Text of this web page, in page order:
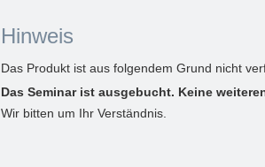
Hinweis
Das Produkt ist aus folgendem Grund nicht
Das Seminar ist ausgebucht. Keine
Wir bitten um Ihr Verständnis.